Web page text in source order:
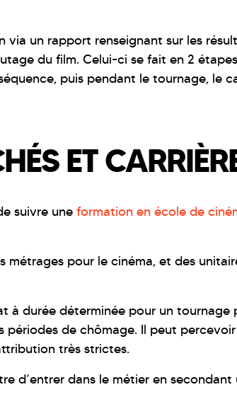
un rapport renseignant sur les
du film. Celui-ci se fait en 2
puis pendant le tournage, le
ET
suivre une formation en école de
métrages pour le cinéma, et des
à durée déterminée pour un tournage
périodes de chômage. Il peut
très strictes.
d’entrer dans le métier en secondant